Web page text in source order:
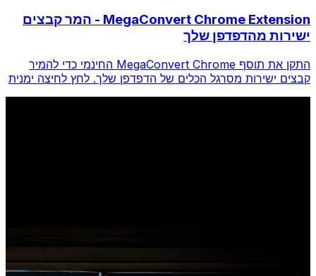
MegaConvert Chrome Extension - המר קבצים
ישירות מהדפדפן שלך
התקן את תוסף MegaConvert Chrome החינמי כדי להמיר
קבצים ישירות מסרגל הכלים של הדפדפן שלך. לחץ לחיצה ימנית